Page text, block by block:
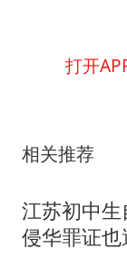
打开
相关推荐
江苏初中
侵华罪证也